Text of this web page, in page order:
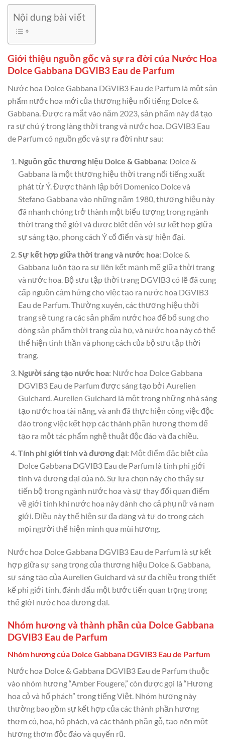
Nội dung bài viết
Giới thiệu nguồn gốc và sự ra đời của Nước Hoa
Dolce Gabbana DGVIB3 Eau de Parfum
Nước hoa Dolce Gabbana DGVIB3 Eau de Parfum là một sản
phẩm nước hoa mới của thương hiệu nổi tiếng Dolce &
Gabbana. Được ra mắt vào năm 2023, sản phẩm này đã tạo
ra sự chú ý trong làng thời trang và nước hoa. DGVIB3 Eau
de Parfum có nguồn gốc và sự ra đời như sau:
Nguồn gốc thương hiệu Dolce & Gabbana: Dolce &
Gabbana là một thương hiệu thời trang nổi tiếng xuất
phát từ Ý. Được thành lập bởi Domenico Dolce và
Stefano Gabbana vào những năm 1980, thương hiệu này
đã nhanh chóng trở thành một biểu tượng trong ngành
thời trang thế giới và được biết đến với sự kết hợp giữa
sự sáng tạo, phong cách Ý cổ điển và sự hiện đại.
Sự kết hợp giữa thời trang và nước hoa: Dolce &
Gabbana luôn tạo ra sự liên kết mạnh mẽ giữa thời trang
và nước hoa. Bộ sưu tập thời trang DGVIB3 có lẽ đã cung
cấp nguồn cảm hứng cho việc tạo ra nước hoa DGVIB3
Eau de Parfum. Thường xuyên, các thương hiệu thời
trang sẽ tung ra các sản phẩm nước hoa để bổ sung cho
dòng sản phẩm thời trang của họ, và nước hoa này có thể
thể hiện tinh thần và phong cách của bộ sưu tập thời
trang.
Người sáng tạo nước hoa: Nước hoa Dolce Gabbana
DGVIB3 Eau de Parfum được sáng tạo bởi Aurelien
Guichard. Aurelien Guichard là một trong những nhà sáng
tạo nước hoa tài năng, và anh đã thực hiện công việc độc
đáo trong việc kết hợp các thành phần hương thơm để
tạo ra một tác phẩm nghệ thuật độc đáo và đa chiều.
Tính phi giới tính và đương đại: Một điểm đặc biệt của
Dolce Gabbana DGVIB3 Eau de Parfum là tính phi giới
tính và đương đại của nó. Sự lựa chọn này cho thấy sự
tiến bộ trong ngành nước hoa và sự thay đổi quan điểm
về giới tính khi nước hoa này dành cho cả phụ nữ và nam
giới. Điều này thể hiện sự đa dạng và tự do trong cách
mọi người thể hiện mình qua mùi hương.
Nước hoa Dolce Gabbana DGVIB3 Eau de Parfum là sự kết
hợp giữa sự sang trọng của thương hiệu Dolce & Gabbana,
sự sáng tạo của Aurelien Guichard và sự đa chiều trong thiết
kế phi giới tính, đánh dấu một bước tiến quan trọng trong
thế giới nước hoa đương đại.
Nhóm hương và thành phần của Dolce Gabbana
DGVIB3 Eau de Parfum
Nhóm hương của Dolce Gabbana DGVIB3 Eau de Parfum
Nước hoa Dolce & Gabbana DGVIB3 Eau de Parfum thuộc
vào nhóm hương “Amber Fougere,” còn được gọi là “Hương
hoa cỏ và hổ phách” trong tiếng Việt. Nhóm hương này
thường bao gồm sự kết hợp của các thành phần hương
thơm cỏ, hoa, hổ phách, và các thành phần gỗ, tạo nên một
hương thơm độc đáo và quyến rũ.